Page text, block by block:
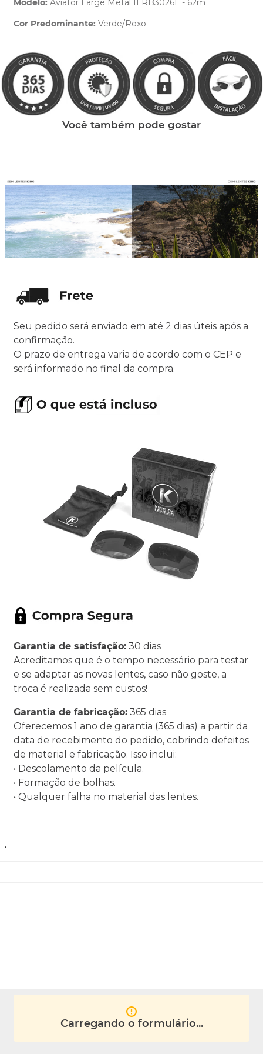
Modelo: Aviator Large Metal II RB3026L - 62m
Cor Predominante: Verde/Roxo
Você também pode gostar
Seu pedido será enviado em até 2 dias úteis após a
confirmação.
O prazo de entrega varia de acordo com o CEP e
será informado no final da compra.
Garantia de satisfação: 30 dias
Acreditamos que é o tempo necessário para testar
e se adaptar as novas lentes, caso não goste, a
troca é realizada sem custos!
Garantia de fabricação: 365 dias
Oferecemos 1 ano de garantia (365 dias) a partir da
data de recebimento do pedido, cobrindo defeitos
de material e fabricação. Isso inclui:
• Descolamento da película.
• Formação de bolhas.
• Qualquer falha no material das lentes.
.
Carregando o formulário...